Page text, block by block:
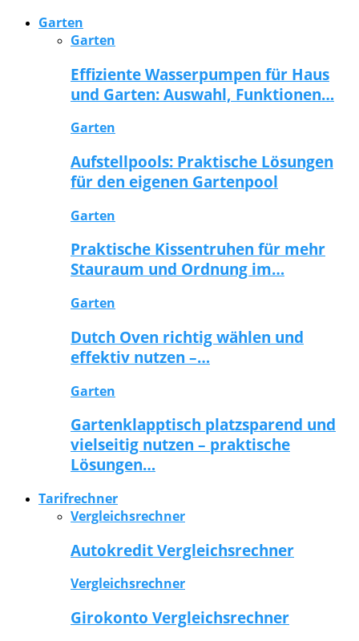
Garten
Garten
Effiziente Wasserpumpen für Haus
und Garten: Auswahl, Funktionen…
Garten
Aufstellpools: Praktische Lösungen
für den eigenen Gartenpool
Garten
Praktische Kissentruhen für mehr
Stauraum und Ordnung im…
Garten
Dutch Oven richtig wählen und
effektiv nutzen –…
Garten
Gartenklapptisch platzsparend und
vielseitig nutzen – praktische
Lösungen…
Tarifrechner
Vergleichsrechner
Autokredit Vergleichsrechner
Vergleichsrechner
Girokonto Vergleichsrechner